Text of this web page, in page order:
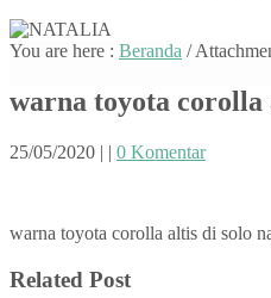
You are here : Beranda /
warna toyota
25/05/2020 | | 0 Komentar
warna toyota corolla altis di solo
Related Post